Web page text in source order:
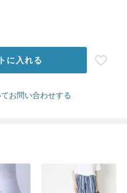
に入れる
お問い合わせする